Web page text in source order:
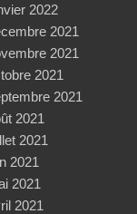
2022
2021
2021
2021
2021
2021
2021
2021
2021
2021